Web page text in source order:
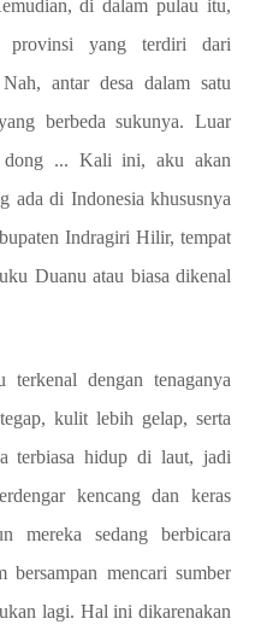
di dalam pulau itu,
provinsi yang terdiri dari
antar desa dalam satu
berbeda sukunya. Luar
dong ... Kali ini, aku akan
ada di Indonesia khususnya
Indragiri Hilir, tempat
Duanu atau biasa dikenal
dengan tenaganya
kulit lebih gelap, serta
terbiasa hidup di laut, jadi
kencang dan keras
mereka sedang berbicara
bersampan mencari sumber
lagi. Hal ini dikarenakan